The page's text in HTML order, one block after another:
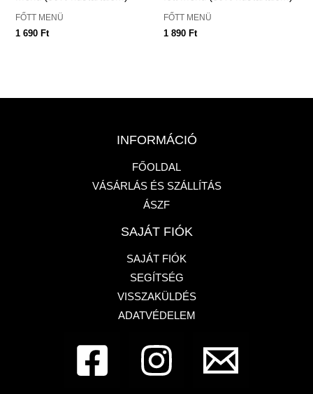
FŐTT MENÜ
1 690 Ft
FŐTT MENÜ
1 890 Ft
INFORMÁCIÓ
FŐOLDAL
VÁSÁRLÁS ÉS SZÁLLÍTÁS
ÁSZF
SAJÁT FIÓK
SAJÁT FIÓK
SEGÍTSÉG
VISSZAKÜLDÉS
ADATVÉDELEM